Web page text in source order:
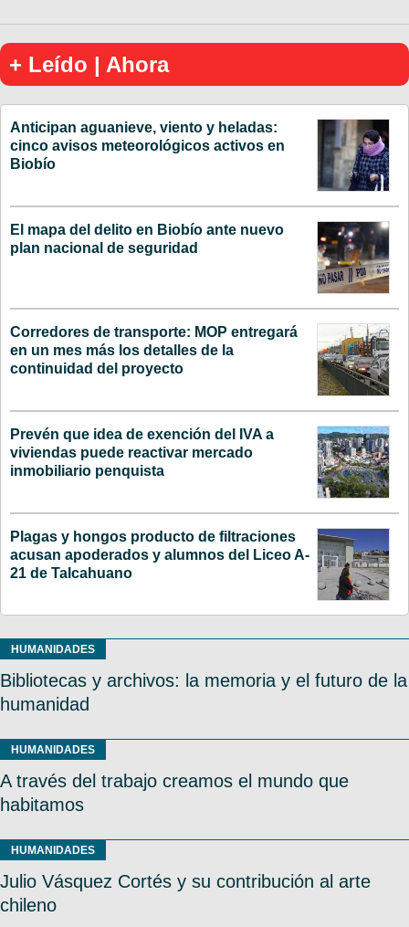
+ Leído | Ahora
Anticipan aguanieve, viento y heladas:
cinco avisos meteorológicos activos en
Biobío
El mapa del delito en Biobío ante nuevo
plan nacional de seguridad
Corredores de transporte: MOP entregará
en un mes más los detalles de la
continuidad del proyecto
Prevén que idea de exención del IVA a
viviendas puede reactivar mercado
inmobiliario penquista
Plagas y hongos producto de filtraciones
acusan apoderados y alumnos del Liceo A-
21 de Talcahuano
HUMANIDADES
Bibliotecas y archivos: la memoria y el futuro de la
humanidad
HUMANIDADES
A través del trabajo creamos el mundo que
habitamos
HUMANIDADES
Julio Vásquez Cortés y su contribución al arte
chileno